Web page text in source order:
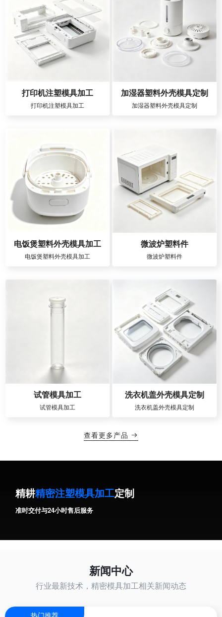
打印机注塑模具加工
打印机注塑模具加工
加湿器塑料外壳模具定制
加湿器塑料外壳模具定制
电饭煲塑料外壳模具加工
电饭煲塑料外壳模具加工
微波炉塑料件
微波炉塑料件
试管模具加工
试管模具加工
洗衣机盖外壳模具定制
洗衣机盖外壳模具定制
查看更多产品 
精耕精密注塑模具加工定制
准时交付与24小时售后服务
新闻中心
行业最新技术，精密模具加工相关新闻动态
热门推荐